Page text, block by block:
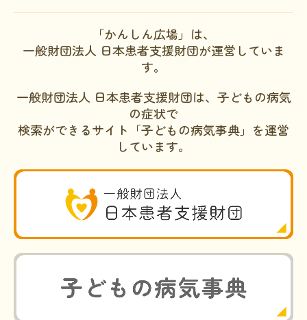
「かんしん広場」は、
一般財団法人 日本患者支援財団が運営していま
す。
一般財団法人 日本患者支援財団は、子どもの病気
の症状で
検索ができるサイト「子どもの病気事典」を運営
しています。